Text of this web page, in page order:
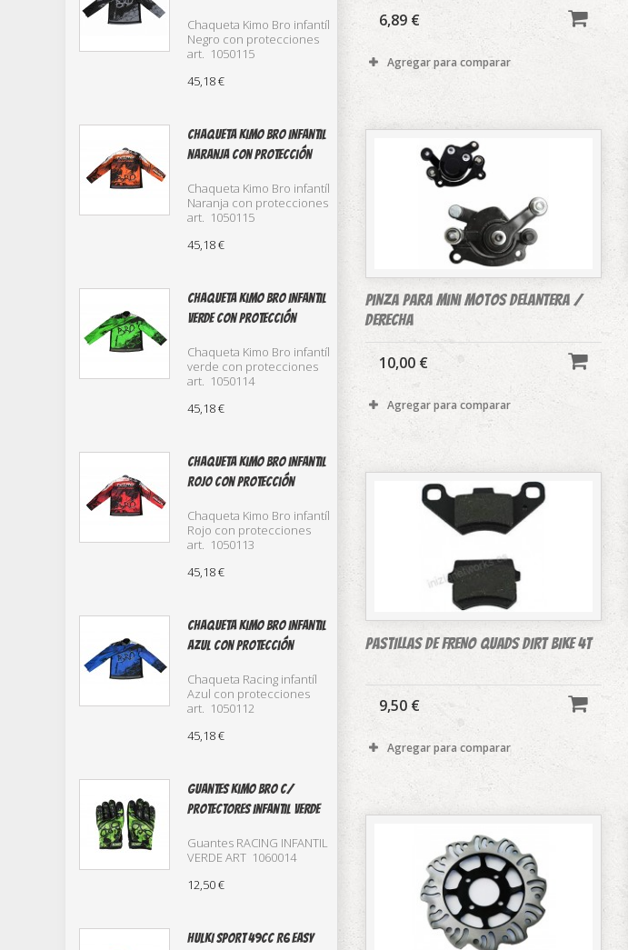
Chaqueta Kimo Bro infantíl
Negro con protecciones
art. 1050115
45,18 €
Chaqueta Kimo Bro infantil
naranja con protección
Chaqueta Kimo Bro infantíl
Naranja con protecciones
art. 1050115
45,18 €
Chaqueta Kimo Bro infantil
verde con protección
Chaqueta Kimo Bro infantíl
verde con protecciones
art. 1050114
45,18 €
Chaqueta Kimo Bro infantil
Rojo con protección
Chaqueta Kimo Bro infantíl
Rojo con protecciones
art. 1050113
45,18 €
Chaqueta kimo bro infantil
azul con protección
Chaqueta Racing infantíl
Azul con protecciones
art. 1050112
45,18 €
Guantes kimo Bro c/
protectores infantil verde
Guantes RACING INFANTIL
VERDE ART 1060014
12,50 €
HULKI SPORT 49cc R6 Easy
6,89 €
Agregar para comparar
Pinza para mini motos delantera /
derecha
10,00 €
Agregar para comparar
PASTILLAS DE FRENO QUADS DIRT BIKE 4T
9,50 €
Agregar para comparar